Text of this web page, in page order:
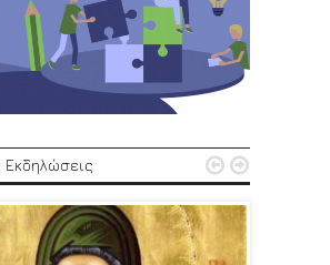
Εκδηλώσεις  